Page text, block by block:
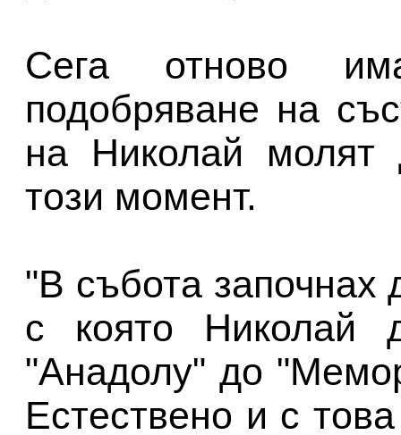
Сега отново
подобряване на
на Николай молят
този момент.
"В събота започнах
с която Николай
"Анадолу" до
Естествено и с